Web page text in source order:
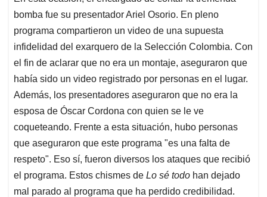
bomba fue su presentador Ariel Osorio. En pleno
programa compartieron un video de una supuesta
infidelidad del exarquero de la Selección Colombia. Con
el fin de aclarar que no era un montaje, aseguraron que
había sido un video registrado por personas en el lugar.
Además, los presentadores aseguraron que no era la
esposa de Óscar Cordona con quien se le ve
coqueteando. Frente a esta situación, hubo personas
que aseguraron que este programa "es una falta de
respeto". Eso sí, fueron diversos los ataques que recibió
el programa. Estos chismes de Lo sé todo han dejado
mal parado al programa que ha perdido credibilidad.